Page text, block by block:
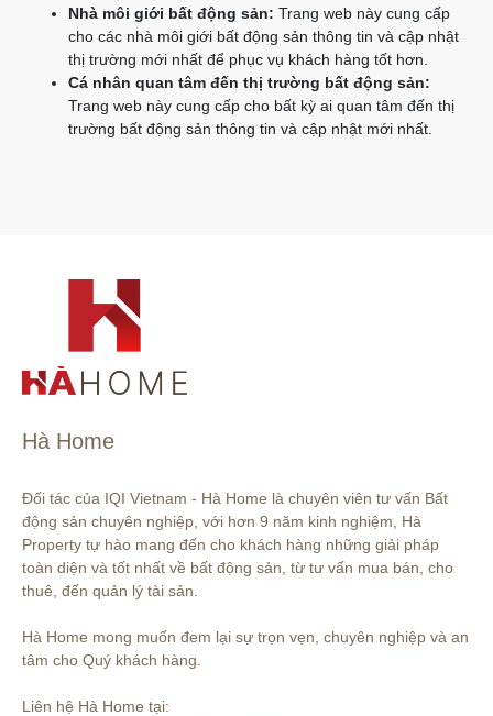
Nhà môi giới bất động sản: Trang web này cung cấp
cho các nhà môi giới bất động sản thông tin và cập nhật
thị trường mới nhất để phục vụ khách hàng tốt hơn.
Cá nhân quan tâm đến thị trường bất động sản:
Trang web này cung cấp cho bất kỳ ai quan tâm đến thị
trường bất động sản thông tin và cập nhật mới nhất.
Hà Home
Đối tác của IQI Vietnam - Hà Home là chuyên viên tư vấn Bất
động sản chuyên nghiệp, với hơn 9 năm kinh nghiệm, Hà
Property tự hào mang đến cho khách hàng những giải pháp
toàn diện và tốt nhất về bất động sản, từ tư vấn mua bán, cho
thuê, đến quản lý tài sản.
Hà Home mong muốn đem lại sự trọn vẹn, chuyên nghiệp và an
tâm cho Quý khách hàng.
Liên hệ Hà Home tại: